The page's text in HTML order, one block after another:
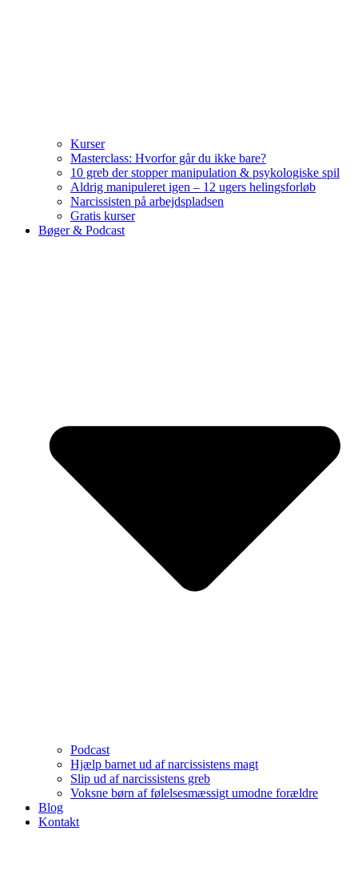
Kurser
Masterclass: Hvorfor går du ikke bare?
10 greb der stopper manipulation & psykologiske spil
Aldrig manipuleret igen – 12 ugers helingsforløb
Narcissisten på arbejdspladsen
Gratis kurser
Bøger & Podcast
Podcast
Hjælp barnet ud af narcissistens magt
Slip ud af narcissistens greb
Voksne børn af følelsesmæssigt umodne forældre
Blog
Kontakt